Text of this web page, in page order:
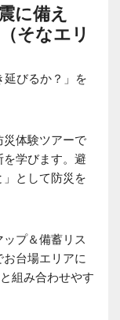
に備え
そなエリ
延びるか？」を
体験ツアーで
学びます。避
として防災を
プ＆備蓄リス
台場エリアに
組み合わせやす